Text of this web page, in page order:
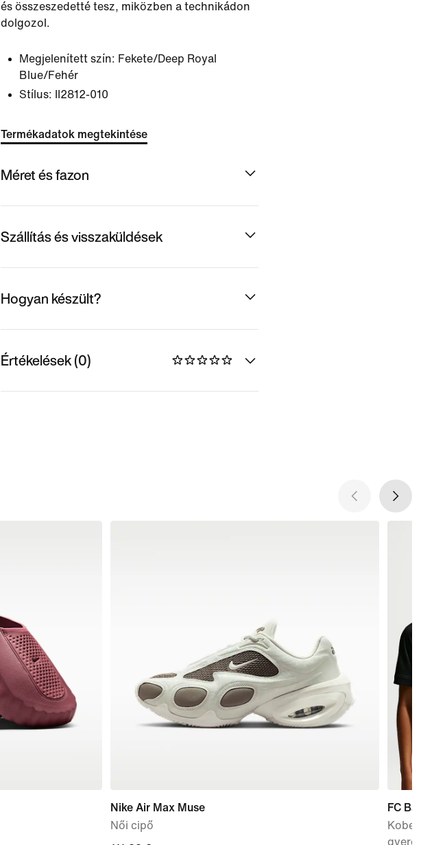
és összeszedetté tesz, miközben a technikádon
dolgozol.
Megjelenített szín: Fekete/Deep Royal
Blue/Fehér
Stílus:
II2812-010
Termékadatok megtekintése
Méret és fazon
Szállítás és visszaküldések
Hogyan készült?
Értékelések (0)
Nike Air Max Muse
Női cipő
FC
Kobe Dri-